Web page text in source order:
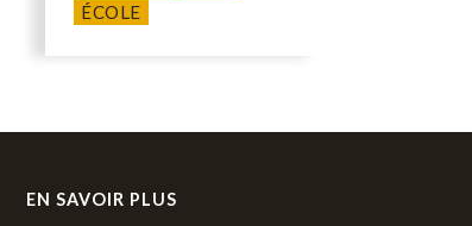
ÉCOLE
EN SAVOIR PLUS